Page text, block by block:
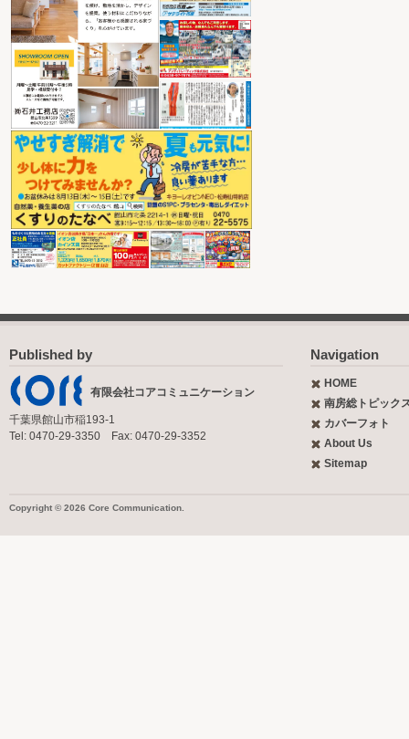
Published by
有限会社コアコミュニケーション
千葉県館山市稲193-1
Tel: 0470-29-3350 Fax: 0470-29-3352
Navigation
HOME
南房総トピック
カバーフォト
About Us
Sitemap
Copyright © 2026 Core Communication.